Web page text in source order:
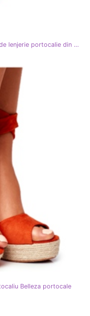
PS1 Espadrile pentru femei pe platforma de lenjerie portocalie din Denver portocale
Belleza portocale